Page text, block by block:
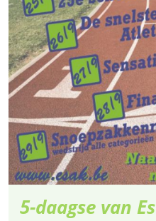
5-daagse van